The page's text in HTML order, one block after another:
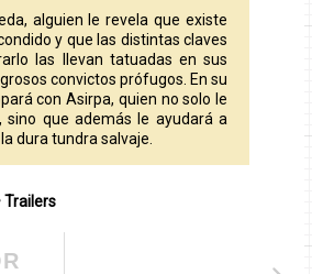
alguien le revela que existe
y que las distintas claves
las llevan tatuadas en sus
convictos prófugos. En su
con Asirpa, quien no solo le
sino que además le ayudará a
dura tundra salvaje.
Trailers